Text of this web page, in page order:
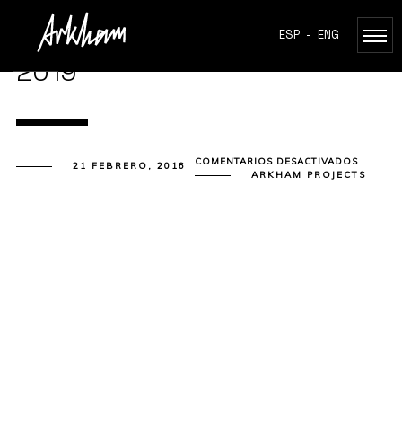
ENG
-
ESP
2019
21 FEBRERO, 2016 COMENTARIOS DESACTIVADOSEN
2019
ARKHAM PROJECTS